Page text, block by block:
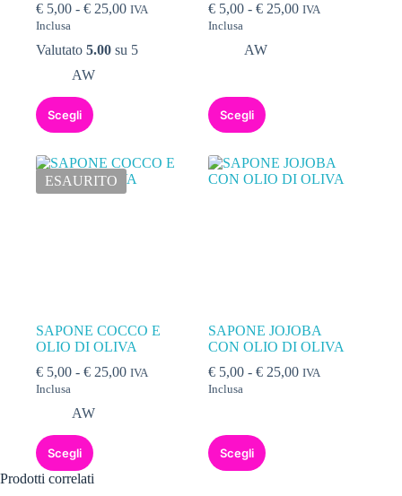
€ 5,00 - € 25,00 IVA
Inclusa
Valutato 5.00 su 5
AW
Scegli
€ 5,00 - € 25,00 IVA
Inclusa
AW
Scegli
ESAURITO
SAPONE COCCO E
OLIO DI OLIVA
€ 5,00 - € 25,00 IVA
Inclusa
AW
Scegli
SAPONE JOJOBA
CON OLIO DI OLIVA
€ 5,00 - € 25,00 IVA
Inclusa
Scegli
Prodotti correlati